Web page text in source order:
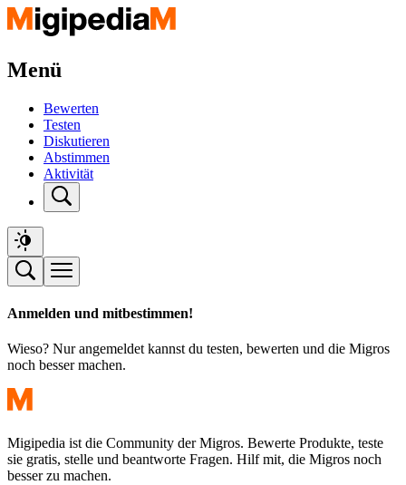
Menü
Bewerten
Testen
Diskutieren
Abstimmen
Aktivität
Anmelden und mitbestimmen!
Wieso? Nur angemeldet kannst du testen, bewerten und die Migros
noch besser machen.
Migipedia ist die Community der Migros. Bewerte Produkte, teste
sie gratis, stelle und beantworte Fragen. Hilf mit, die Migros noch
besser zu machen.